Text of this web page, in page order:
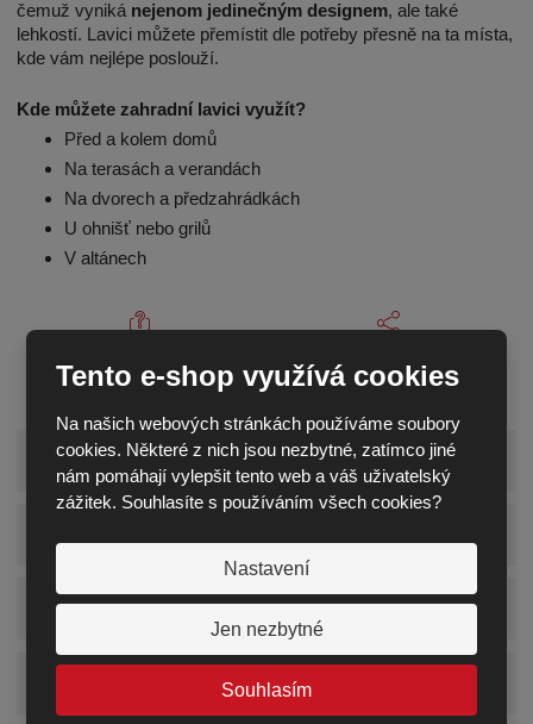
Tento e-shop využívá cookies
Na našich webových stránkách používáme soubory
cookies. Některé z nich jsou nezbytné, zatímco jiné
nám pomáhají vylepšit tento web a váš uživatelský
zážitek. Souhlasíte s používáním všech cookies?
Nastavení
Jen nezbytné
Souhlasím
čemuž vyniká nejenom jedinečným designem, ale také
lehkostí. Lavici můžete přemístit dle potřeby přesně na ta místa,
kde vám nejlépe poslouží.
Kde můžete zahradní lavici využít?
Před a kolem domů
Na terasách a verandách
Na dvorech a předzahrádkách
U ohnišť nebo grilů
V altánech
Zobrazit detailní popis
Zobrazit hodnocení produktu
Zobrazit alternativní produkty